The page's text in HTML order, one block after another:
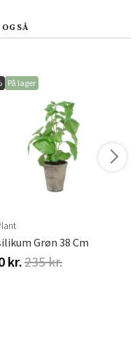
På lager
Grøn 38 Cm
kr.235 kr.